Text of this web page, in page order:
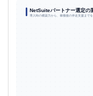
NetSuiteパートナー選定の
導入時の構築力から、稼働後の伴走支援まで